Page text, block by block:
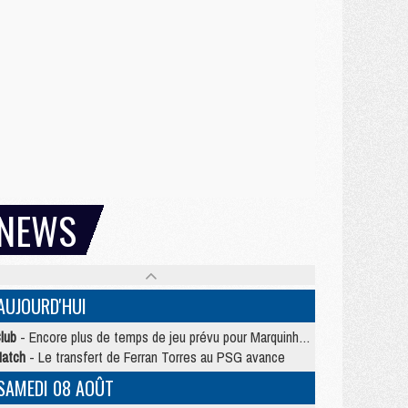
- Encore plus de temps de jeu prévu pour Marquinhos et les Portugais en Supercoupe
- Le transfert de Ferran Torres au PSG avance
08 AOÛT